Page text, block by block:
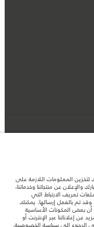
الموقع قد تختلف من بلد إلى
المحلي للتأكد من توفّرها
الاتحاد الأوروبي. قد
الاختبارات كما أن هذه
لتخزين المعلومات اللازمة على
والإعلان عن منتجاتنا وخدماتنا،
تعريف الارتباط التي
تم بالفعل إرسالها. يمكنك
أن بعض المكونات الأساسية
إعلاناتنا عبر الإنترنت أو
الرجوع إلى سياسة الخصوصية.